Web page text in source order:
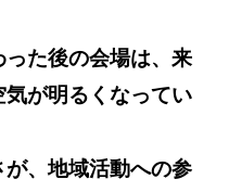
った後の会場は、来
気が明るくなってい
が、地域活動への参